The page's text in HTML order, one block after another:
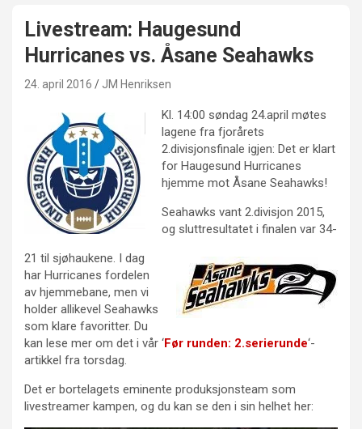
Livestream: Haugesund
Hurricanes vs. Åsane Seahawks
24. april 2016 JM Henriksen
Kl. 14:00 søndag 24.april møtes
lagene fra fjorårets
2.divisjonsfinale igjen: Det er klart
for Haugesund Hurricanes
hjemme mot Åsane Seahawks!
Seahawks vant 2.divisjon 2015,
og sluttresultatet i finalen var 34-
21 til sjøhaukene. I dag
har Hurricanes fordelen
av hjemmebane, men vi
holder allikevel Seahawks
som klare favoritter. Du
kan lese mer om det i vår ‘Før runden: 2.serierunde‘-
artikkel fra torsdag.
Det er bortelagets eminente produksjonsteam som
livestreamer kampen, og du kan se den i sin helhet her: